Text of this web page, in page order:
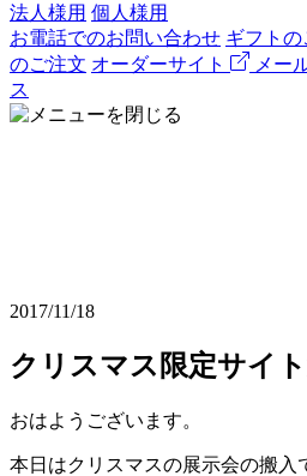
法人様用 個人様用
お電話でのお問い合わせ ギフトの
のご注文 オーダーサイト メー
ス
2017/11/18
クリスマス限定サイト
おはようございます。
本日はクリスマスの展示会の搬入